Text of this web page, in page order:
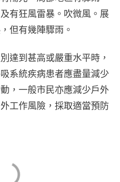
有狂風雷暴。吹微風。展
但有幾陣驟雨。
達到甚高或嚴重水平時，
系統疾病患者應盡量減少
，一般市民亦應減少戶外
工作風險，採取適當預防